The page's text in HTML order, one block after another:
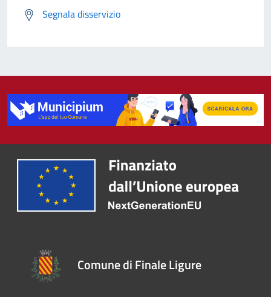
Segnala disservizio
Comune di Finale Ligure